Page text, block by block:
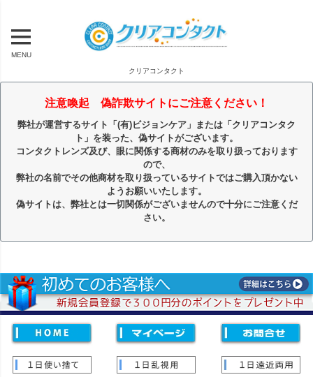
MENU
クリアコンタクト
注意喚起 偽詐欺サイトにご注意ください！
弊社が運営するサイト「(有)ビジョンケア」または「クリアコンタク
ト」を装った、偽サイトがございます。
コンタクトレンズ及び、眼に関係する商材のみを取り扱っております
ので、
弊社の名前でその他商材を取り扱っているサイトではご購入頂かない
ようお願いいたします。
偽サイトは、弊社とは一切関係がございませんので十分にご注意くだ
さい。
価格
〜
並び順